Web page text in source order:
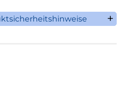
(0) 68 64 / 81 0